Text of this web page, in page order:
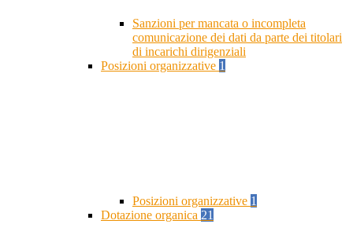
Sanzioni per mancata o incompleta
comunicazione dei dati da parte dei titolari
di incarichi dirigenziali
Posizioni organizzative 1
Posizioni organizzative 1
Dotazione organica 21